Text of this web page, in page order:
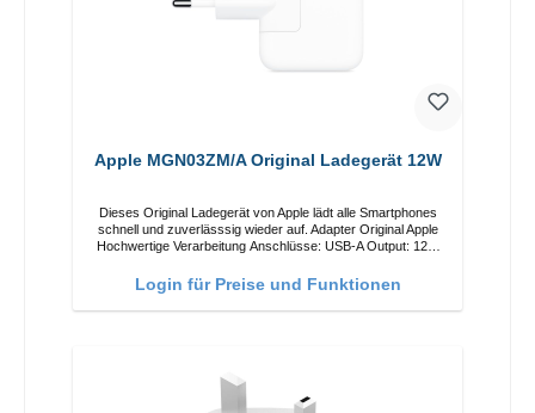
Apple MGN03ZM/A Original Ladegerät 12W
Dieses Original Ladegerät von Apple lädt alle Smartphones
schnell und zuverlässsig wieder auf. Adapter Original Apple
Hochwertige Verarbeitung Anschlüsse: USB-A Output: 12W
Login für Preise und Funktionen